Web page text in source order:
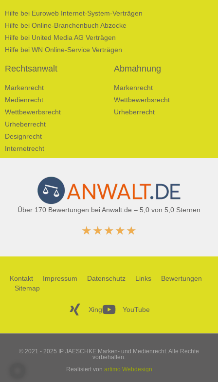
Hilfe bei Euroweb Internet-System-Verträgen
Hilfe bei Online-Branchenbuch Abzocke
Hilfe bei United Media AG Verträgen
Hilfe bei WN Online-Service Verträgen
Rechtsanwalt
Markenrecht
Medienrecht
Wettbewerbsrecht
Urheberrecht
Designrecht
Internetrecht
Abmahnung
Markenrecht
Wettbewerbsrecht
Urheberrecht
Über 170 Bewertungen bei Anwalt.de – 5,0 von 5,0 Sternen
★★★★★
Kontakt Impressum Datenschutz Links
Bewertungen
Sitemap
Xing YouTube
© 2021 - 2025 IP JAESCHKE Marken- und Medienrecht. Alle Rechte
vorbehalten.
Realisiert von artimo Webdesign